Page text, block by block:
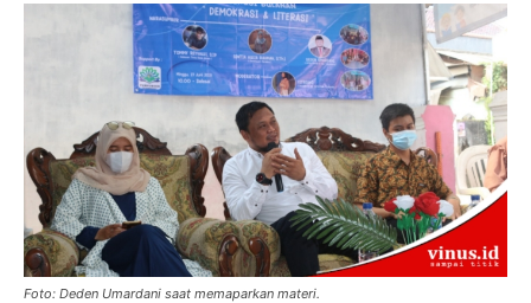
Foto: Deden Umardani saat memaparkan materi.